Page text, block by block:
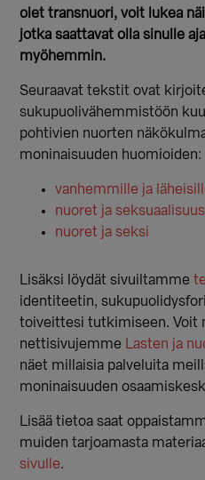
olet transnuori, voit lukea
jotka saattavat olla sinulle
myöhemmin.
Seuraavat tekstit ovat
sukupuolivähemmistöön
pohtivien nuorten
moninaisuuden huomioiden:
vanhemmille ja
nuoret ja seksuaalisuus
nuoret ja seksi
Lisäksi löydät sivuiltamme
identiteetin,
toiveittesi tutkimiseen. Voit
nettisivujemme
Lasten ja
näet millaisia palveluita
moninaisuuden
Lisää tietoa saat
muiden tarjoamasta
sivulle.